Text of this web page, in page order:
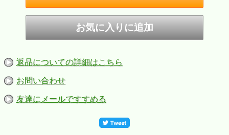
返品についての詳細はこちら
お問い合わせ
友達にメールですすめる